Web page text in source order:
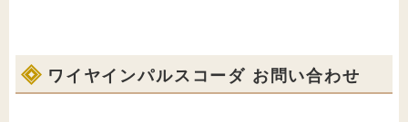
ワイヤインパルスコーダ お問い合わせ